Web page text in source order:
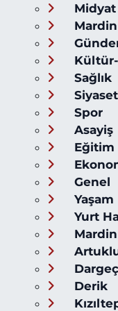
Midyat
Mardin
Sağlık
Siyaset
Spor
Asayiş
Eğitim
Genel
Yaşam
Yurt
Mardin
Derik